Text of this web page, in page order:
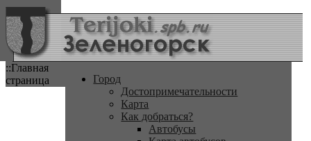
::Главная
страница
Город
Достопримечательности
Карта
Как добраться?
Автобусы